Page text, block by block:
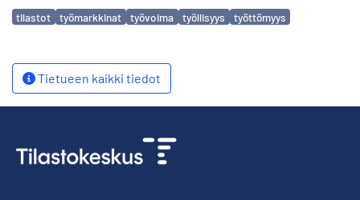
Avainsanat
tilastot työmarkkinat työvoima työllisyys työttömyys
Tietueen kaikki tiedot